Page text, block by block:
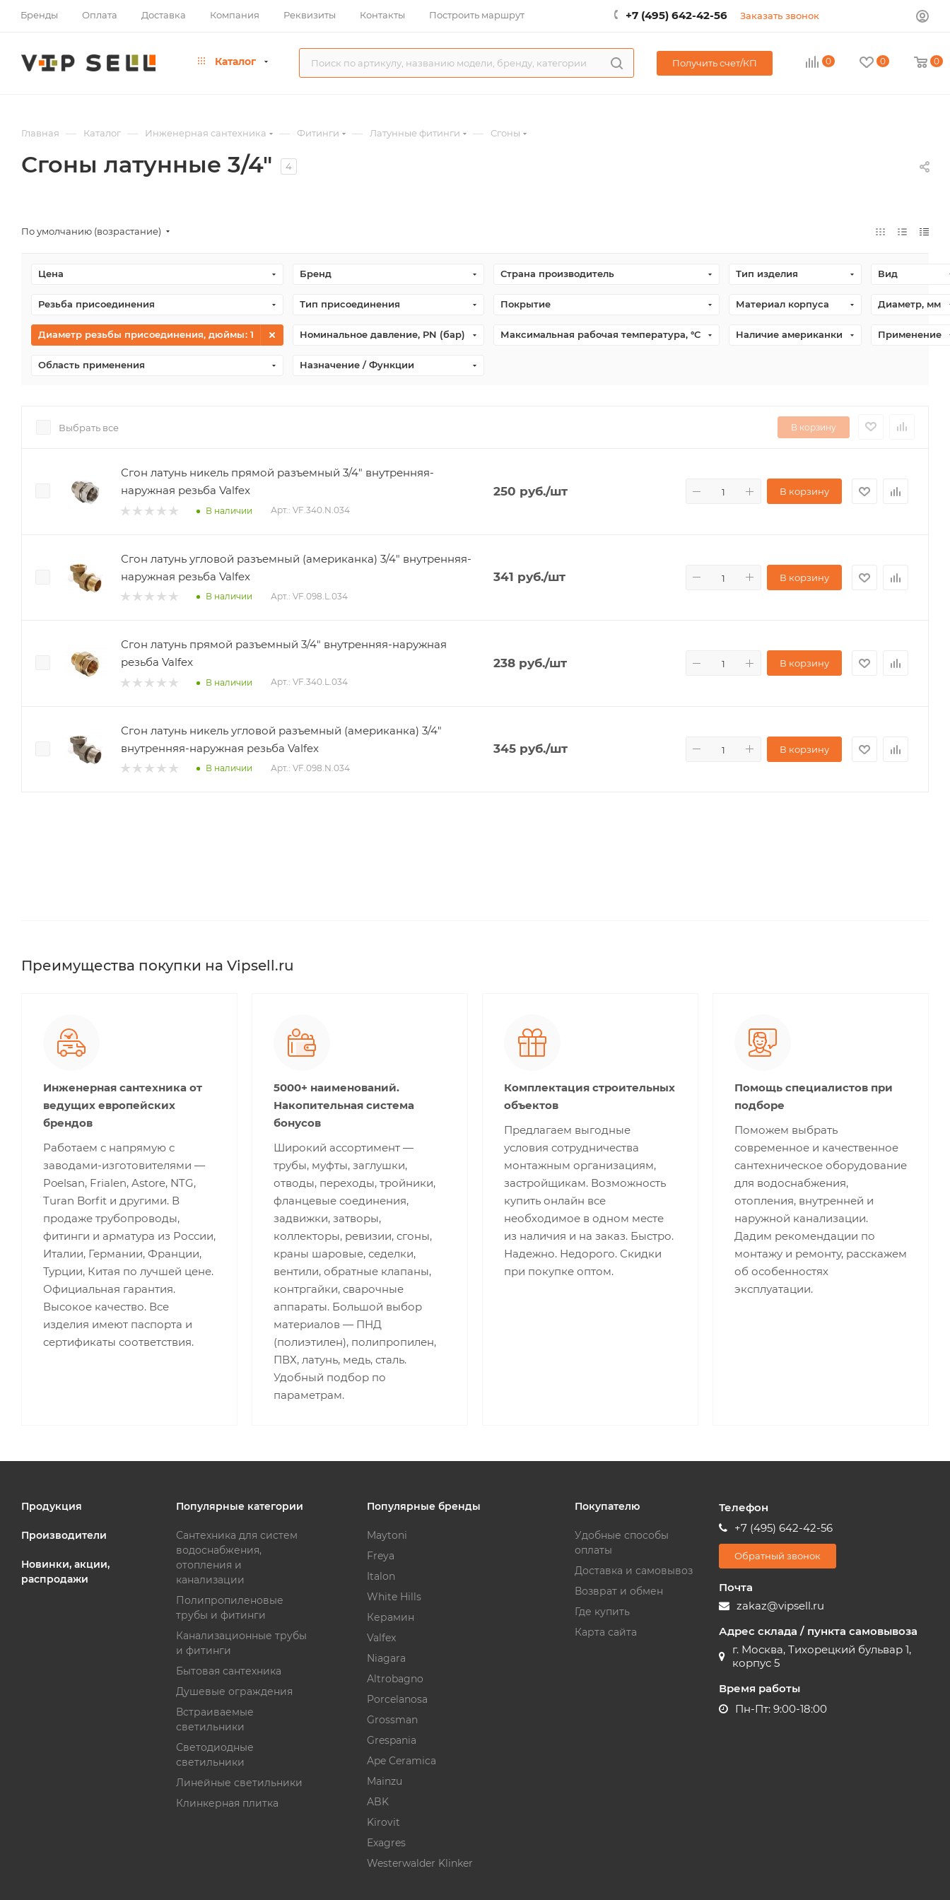
Бренды Оплата Доставка Компания Реквизиты Контакты Построить маршрут +7 (495) 642-42-56 Заказать звонок
Каталог Получить счет/КП 0 0 0
Главная — Каталог — Инженерная сантехника — Фитинги — Латунные фитинги — Сгоны
Сгоны латунные 3/4" 4
По умолчанию (возрастание)
Цена Бренд Страна производитель Тип изделия Вид
Резьба присоединения Тип присоединения Покрытие Материал корпуса Диаметр, мм
Диаметр резьбы присоединения, дюймы: 1 Номинальное давление, PN (бар) Максимальная рабочая температура, °С Наличие американки Применение
Область применения Назначение / Функции
Выбрать все В корзину
Сгон латунь никель прямой разъемный 3/4" внутренняя-
наружная резьба Valfex
В наличии Арт.: VF.340.N.034
250 руб./шт В корзину
Сгон латунь угловой разъемный (американка) 3/4" внутренняя-
наружная резьба Valfex
В наличии Арт.: VF.098.L.034
341 руб./шт В корзину
Сгон латунь прямой разъемный 3/4" внутренняя-наружная
резьба Valfex
В наличии Арт.: VF.340.L.034
238 руб./шт В корзину
Сгон латунь никель угловой разъемный (американка) 3/4"
внутренняя-наружная резьба Valfex
В наличии Арт.: VF.098.N.034
345 руб./шт В корзину
Преимущества покупки на Vipsell.ru
Инженерная сантехника от
ведущих европейских
брендов
Работаем с напрямую с
заводами-изготовителями —
Poelsan, Frialen, Astore, NTG,
Turan Borfit и другими. В
продаже трубопроводы,
фитинги и арматура из России,
Италии, Германии, Франции,
Турции, Китая по лучшей цене.
Официальная гарантия.
Высокое качество. Все
изделия имеют паспорта и
сертификаты соответствия.
5000+ наименований.
Накопительная система
бонусов
Широкий ассортимент —
трубы, муфты, заглушки,
отводы, переходы, тройники,
фланцевые соединения,
задвижки, затворы,
коллекторы, ревизии, сгоны,
краны шаровые, седелки,
вентили, обратные клапаны,
контргайки, сварочные
аппараты. Большой выбор
материалов — ПНД
(полиэтилен), полипропилен,
ПВХ, латунь, медь, сталь.
Удобный подбор по
параметрам.
Комплектация строительных
объектов
Предлагаем выгодные
условия сотрудничества
монтажным организациям,
застройщикам. Возможность
купить онлайн все
необходимое в одном месте
из наличия и на заказ. Быстро.
Надежно. Недорого. Скидки
при покупке оптом.
Помощь специалистов при
подборе
Поможем выбрать
современное и качественное
сантехническое оборудование
для водоснабжения,
отопления, внутренней и
наружной канализации.
Дадим рекомендации по
монтажу и ремонту, расскажем
об особенностях
эксплуатации.
Продукция
Производители
Новинки, акции,
распродажи
Популярные категории
Сантехника для систем
водоснабжения,
отопления и
канализации
Полипропиленовые
трубы и фитинги
Канализационные трубы
и фитинги
Бытовая сантехника
Душевые ограждения
Встраиваемые
светильники
Светодиодные
светильники
Линейные светильники
Клинкерная плитка
Популярные бренды
Maytoni
Freya
Italon
White Hills
Керамин
Valfex
Niagara
Altrobagno
Porcelanosa
Grossman
Grespania
Ape Ceramica
Mainzu
ABK
Kirovit
Exagres
Westerwalder Klinker
Покупателю
Удобные способы
оплаты
Доставка и самовывоз
Возврат и обмен
Где купить
Карта сайта
Телефон
+7 (495) 642-42-56
Обратный звонок
Почта
zakaz@vipsell.ru
Адрес склада / пункта самовывоза
г. Москва, Тихорецкий бульвар 1,
корпус 5
Время работы
Пн-Пт: 9:00-18:00